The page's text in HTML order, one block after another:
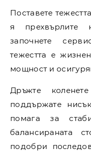
Поставете
я прехвърлите
започнете
тежестта е
мощност и
Дръжте
поддържате
помага за
балансираната
подобри